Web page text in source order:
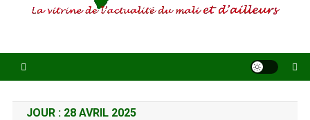
JOUR : 28 AVRIL 2025